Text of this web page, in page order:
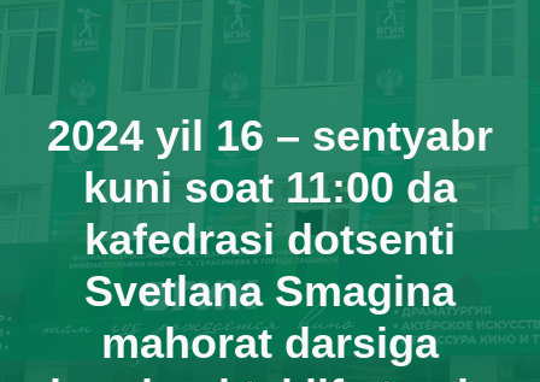
2024 yil 16 – sentyabr
kuni soat 11:00 da
kafedrasi dotsenti
Svetlana Smagina
mahorat darsiga